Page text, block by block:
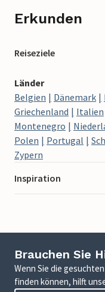
Erkunden
Reiseziele
Länder
Belgien
Dänemark
Griechenland
Italien
Montenegro
Polen
Portugal
Zypern
Inspiration
Brauchen Sie
Wenn Sie die
finden können, hilft